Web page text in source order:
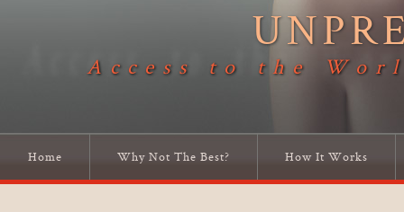
Access to the
Home Why Not The Best? How It Works